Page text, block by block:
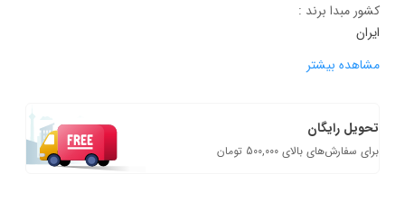
کشور مبدا برند :
ایران
مشاهده بیشتر
تحویل رایگان
برای سفارش‌های بالای 500,000 تومان